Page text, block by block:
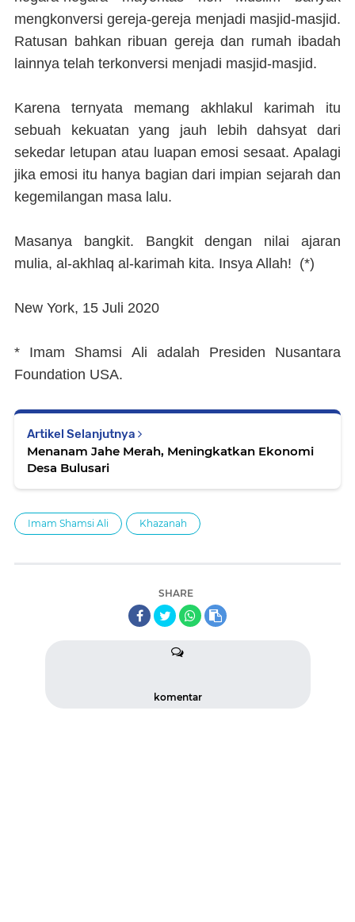
mengkonversi gereja-gereja menjadi masjid-masjid.
Ratusan bahkan ribuan gereja dan rumah ibadah
lainnya telah terkonversi menjadi masjid-masjid.
Karena ternyata memang akhlakul karimah itu
sebuah kekuatan yang jauh lebih dahsyat dari
sekedar letupan atau luapan emosi sesaat. Apalagi
jika emosi itu hanya bagian dari impian sejarah dan
kegemilangan masa lalu.
Masanya bangkit. Bangkit dengan nilai ajaran
mulia, al-akhlaq al-karimah kita. Insya Allah! (*)
New York, 15 Juli 2020
* Imam Shamsi Ali adalah Presiden Nusantara
Foundation USA.
Artikel Selanjutnya
Menanam Jahe Merah, Meningkatkan Ekonomi
Desa Bulusari
Imam Shamsi Ali Khazanah
SHARE
komentar